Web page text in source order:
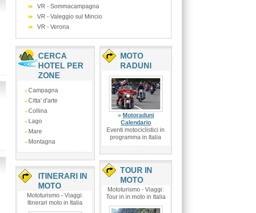
VR - Sommacampagna
VR - Valeggio sul Mincio
VR - Verona
CERCA
HOTEL PER
ZONE
Campagna
Citta' d'arte
Collina
Lago
Mare
Montagna
ITINERARI IN
MOTO
Mototurismo - Viaggi:
Itinerari moto in Italia
MOTO
RADUNI
» Motoraduni
Calendario
Eventi motociclistici in
programma in Italia
TOUR IN
MOTO
Mototurismo - Viaggi:
Tour in in moto in Italia